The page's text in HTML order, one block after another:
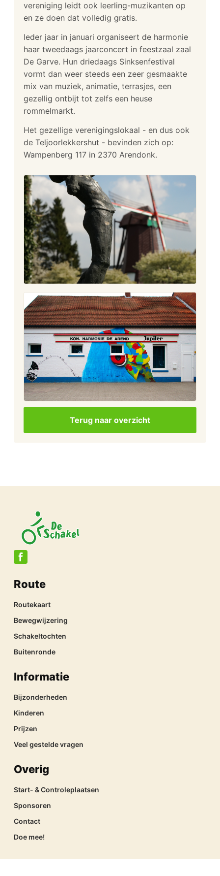
vereniging leidt ook leerling-muzikanten op
en ze doen dat volledig gratis.
Ieder jaar in januari organiseert de harmonie
haar tweedaags jaarconcert in feestzaal zaal
De Garve. Hun driedaags Sinksenfestival
vormt dan weer steeds een zeer gesmaakte
mix van muziek, animatie, terrasjes, een
gezellig ontbijt tot zelfs een heuse
rommelmarkt.
Het gezellige verenigingslokaal - en dus ook
de Teljoorlekkershut - bevinden zich op:
Wampenberg 117 in 2370 Arendonk.
Terug naar overzicht
Route
Routekaart
Bewegwijzering
Schakeltochten
Buitenronde
Informatie
Bijzonderheden
Kinderen
Prijzen
Veel gestelde vragen
Overig
Start- & Controleplaatsen
Sponsoren
Contact
Doe mee!